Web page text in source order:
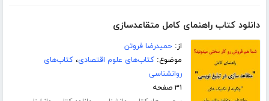
دانلود کتاب راهنمای کامل متقاعدسازی
از:حمیدرضا فروتن
موضوع:کتاب‌های علوم اقتصادی،کتاب‌های
روانشناسی
۳۱ صفحه